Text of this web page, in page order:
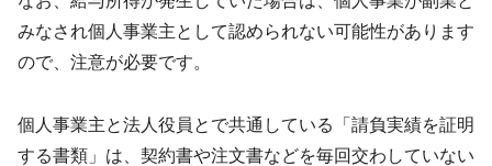
みなされ個人事業主として認められない可能性があります
ので、注意が必要です。
個人事業主と法人役員とで共通している「請負実績を証明
する書類」は、契約書や注文書などを毎回交わしていない